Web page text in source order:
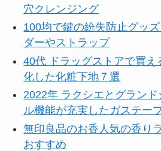
穴クレンジング
100均で鍵の紛失防止グッ
ダーやストラップ
40代 ドラッグストアで買
化した化粧下地７選
2022年 ラクシエとグラン
ル機能が充実したガステー
無印良品のお香人気の香り
おすすめ